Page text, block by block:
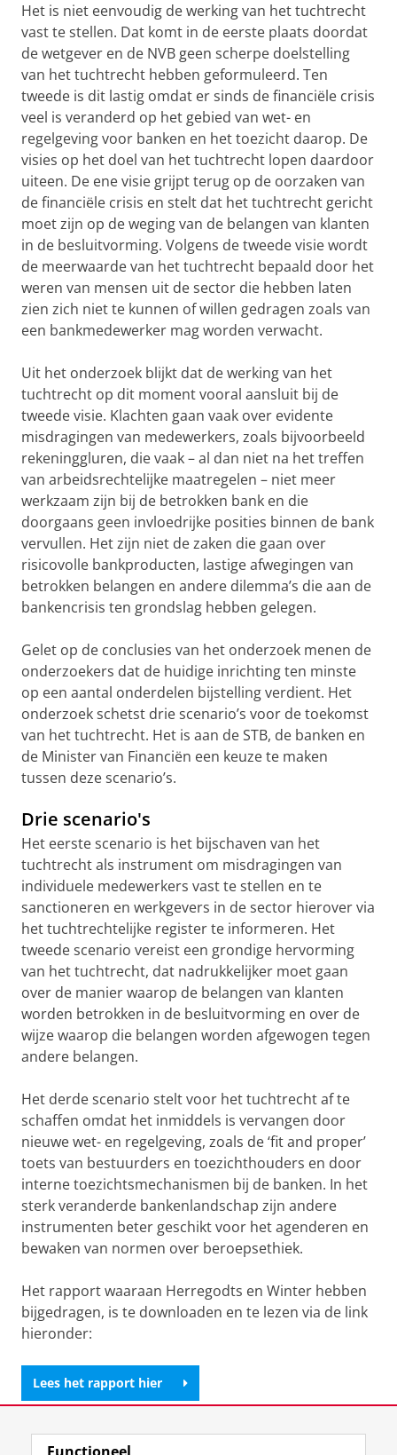
Het is niet eenvoudig de werking van het tuchtrecht
vast te stellen. Dat komt in de eerste plaats doordat
de wetgever en de NVB geen scherpe doelstelling
van het tuchtrecht hebben geformuleerd. Ten
tweede is dit lastig omdat er sinds de financiële crisis
veel is veranderd op het gebied van wet- en
regelgeving voor banken en het toezicht daarop. De
visies op het doel van het tuchtrecht lopen daardoor
uiteen. De ene visie grijpt terug op de oorzaken van
de financiële crisis en stelt dat het tuchtrecht gericht
moet zijn op de weging van de belangen van klanten
in de besluitvorming. Volgens de tweede visie wordt
de meerwaarde van het tuchtrecht bepaald door het
weren van mensen uit de sector die hebben laten
zien zich niet te kunnen of willen gedragen zoals van
een bankmedewerker mag worden verwacht.
Uit het onderzoek blijkt dat de werking van het
tuchtrecht op dit moment vooral aansluit bij de
tweede visie. Klachten gaan vaak over evidente
misdragingen van medewerkers, zoals bijvoorbeeld
rekeninggluren, die vaak – al dan niet na het treffen
van arbeidsrechtelijke maatregelen – niet meer
werkzaam zijn bij de betrokken bank en die
doorgaans geen invloedrijke posities binnen de bank
vervullen. Het zijn niet de zaken die gaan over
risicovolle bankproducten, lastige afwegingen van
betrokken belangen en andere dilemma’s die aan de
bankencrisis ten grondslag hebben gelegen.
Gelet op de conclusies van het onderzoek menen de
onderzoekers dat de huidige inrichting ten minste
op een aantal onderdelen bijstelling verdient. Het
onderzoek schetst drie scenario’s voor de toekomst
van het tuchtrecht. Het is aan de STB, de banken en
de Minister van Financiën een keuze te maken
tussen deze scenario’s.
Drie scenario's
Het eerste scenario is het bijschaven van het
tuchtrecht als instrument om misdragingen van
individuele medewerkers vast te stellen en te
sanctioneren en werkgevers in de sector hierover via
het tuchtrechtelijke register te informeren. Het
tweede scenario vereist een grondige hervorming
van het tuchtrecht, dat nadrukkelijker moet gaan
over de manier waarop de belangen van klanten
worden betrokken in de besluitvorming en over de
wijze waarop die belangen worden afgewogen tegen
andere belangen.
Het derde scenario stelt voor het tuchtrecht af te
schaffen omdat het inmiddels is vervangen door
nieuwe wet- en regelgeving, zoals de ‘fit and proper’
toets van bestuurders en toezichthouders en door
interne toezichtsmechanismen bij de banken. In het
sterk veranderde bankenlandschap zijn andere
instrumenten beter geschikt voor het agenderen en
bewaken van normen over beroepsethiek.
Het rapport waaraan Herregodts en Winter hebben
bijgedragen, is te downloaden en te lezen via de link
hieronder:
Lees het rapport hier
Laatst gewijzigd: 15 april 2025 12:30